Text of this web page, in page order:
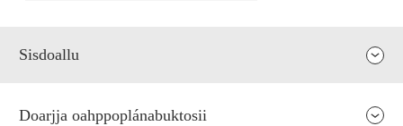
Sisdoallu
Doarjja oahppoplánabuktosii